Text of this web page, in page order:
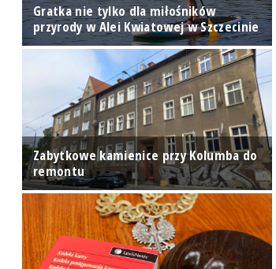
Gratka nie tylko dla miłośników
przyrody w Alei Kwiatowej w Szczecinie
Zabytkowe kamienice przy Kolumba do
remontu